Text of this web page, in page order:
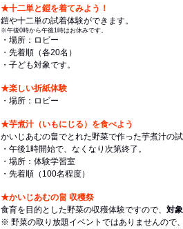
★十二単と鎧を着てみよう！
鎧や十二単の試着体験ができます。
※午後0時から午後1時はお休みです。
・場所：ロビー
・先着順（各20名）
・ 子ども対象です。
★楽しい折紙体験
・場所：ロビー
★芋煮汁（いもにじる）を食べよう
かいじあむの畠でとれた野菜で作った芋煮汁の
・午後1時開始で、 なくなり次第終了。
・場所：体験学習室
・先着順（100名程度）
★かいじあむの畠 収穫祭
食育を目的とした野菜の収穫体験ですので、 対
※ 野菜の取り放題イベントではありませんので